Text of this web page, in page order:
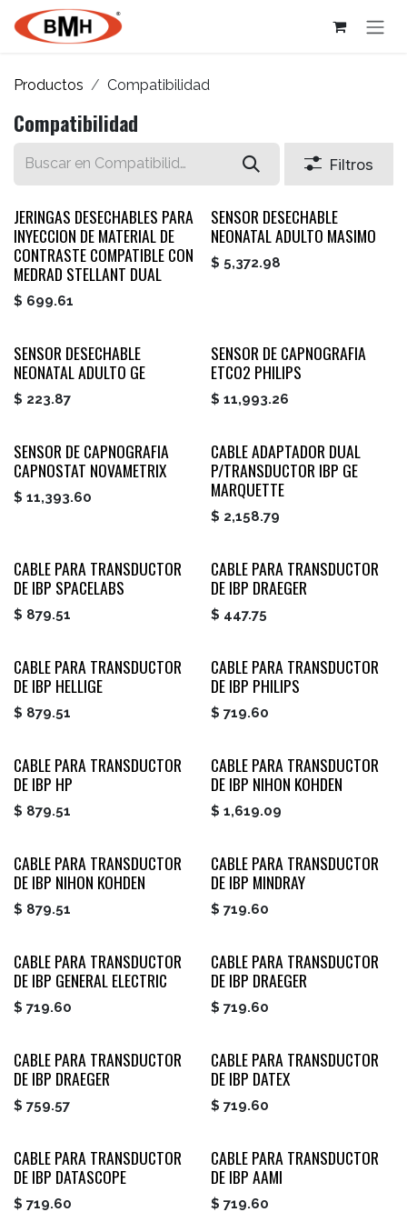
Ir al contenido
Productos Compatibilidad
Compatibilidad
Filtros
JERINGAS DESECHABLES PARA
INYECCION DE MATERIAL DE
CONTRASTE COMPATIBLE CON
MEDRAD STELLANT DUAL
$ 699.61
SENSOR DESECHABLE
NEONATAL ADULTO MASIMO
$ 5,372.98
SENSOR DESECHABLE
NEONATAL ADULTO GE
$ 223.87
SENSOR DE CAPNOGRAFIA
ETCO2 PHILIPS
$ 11,993.26
SENSOR DE CAPNOGRAFIA
CAPNOSTAT NOVAMETRIX
$ 11,393.60
CABLE ADAPTADOR DUAL
P/TRANSDUCTOR IBP GE
MARQUETTE
$ 2,158.79
CABLE PARA TRANSDUCTOR
DE IBP SPACELABS
$ 879.51
CABLE PARA TRANSDUCTOR
DE IBP DRAEGER
$ 447.75
CABLE PARA TRANSDUCTOR
DE IBP HELLIGE
$ 879.51
CABLE PARA TRANSDUCTOR
DE IBP PHILIPS
$ 719.60
CABLE PARA TRANSDUCTOR
DE IBP HP
$ 879.51
CABLE PARA TRANSDUCTOR
DE IBP NIHON KOHDEN
$ 1,619.09
CABLE PARA TRANSDUCTOR
DE IBP NIHON KOHDEN
$ 879.51
CABLE PARA TRANSDUCTOR
DE IBP MINDRAY
$ 719.60
CABLE PARA TRANSDUCTOR
DE IBP GENERAL ELECTRIC
$ 719.60
CABLE PARA TRANSDUCTOR
DE IBP DRAEGER
$ 719.60
CABLE PARA TRANSDUCTOR
DE IBP DRAEGER
$ 759.57
CABLE PARA TRANSDUCTOR
DE IBP DATEX
$ 719.60
CABLE PARA TRANSDUCTOR
DE IBP DATASCOPE
$ 719.60
CABLE PARA TRANSDUCTOR
DE IBP AAMI
$ 719.60